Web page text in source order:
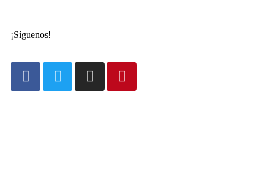
¡Síguenos!